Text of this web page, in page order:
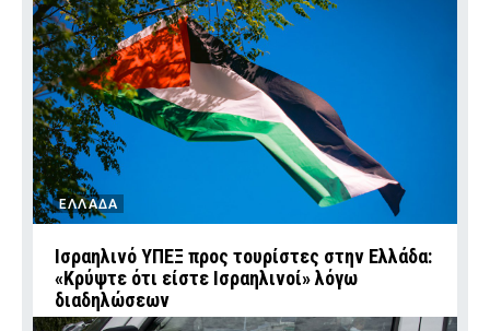
ΕΛΛΑΔΑ
Ισραηλινό ΥΠΕΞ προς τουρίστες στην Ελλάδα:
«Κρύψτε ότι είστε Ισραηλινοί» λόγω
διαδηλώσεων